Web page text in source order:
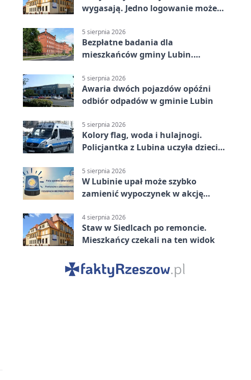
wygasają. Jedno logowanie może
5 sierpnia 2026
Bezpłatne badania dla
mieszkańców gminy Lubin.
5 sierpnia 2026
Awaria dwóch pojazdów opóźni
odbiór odpadów w gminie Lubin
5 sierpnia 2026
Kolory flag, woda i hulajnogi.
Policjantka z Lubina uczyła dzieci
5 sierpnia 2026
W Lubinie upał może szybko
zamienić wypoczynek w akcję
4 sierpnia 2026
Staw w Siedlcach po remoncie.
Mieszkańcy czekali na ten widok